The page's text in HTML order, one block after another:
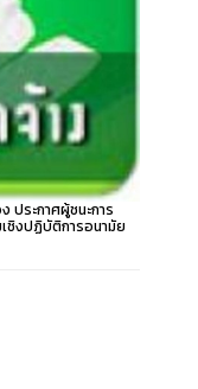
ประกาศผู้ชนะการ
ชิงปฏิบัติการอนามัย